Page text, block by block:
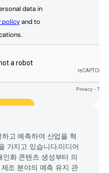
고 예측하여 산업을 혁
가지고 있습니다.미디어
화 콘텐츠 생성부터 의
조 분야의 예측 유지 관